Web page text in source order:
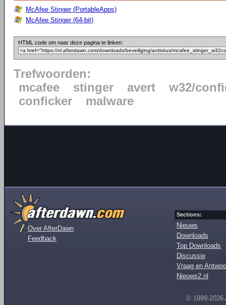
McAfee Stinger (PortableApps)
McAfee Stinger (64-bit)
HTML code om naar deze pagina te linken:
Trefwoorden:
mcafee
stinger avert
w32/
conficker
malware
Over AfterDawn
Feedback
Sections:
Nieuws
Downloads
Top Downloads
Discussie
Vraag en
Nieuws2.nl
© 1999-2026